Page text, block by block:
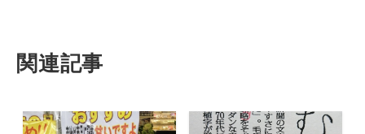
関連記事